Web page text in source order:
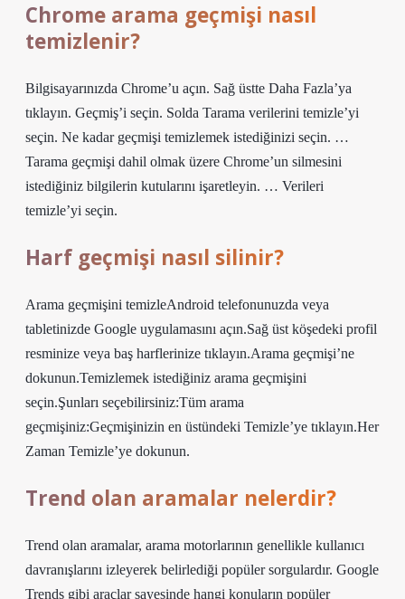
Chrome arama geçmişi nasıl
temizlenir?
Bilgisayarınızda Chrome’u açın. Sağ üstte Daha Fazla’ya
tıklayın. Geçmiş’i seçin. Solda Tarama verilerini temizle’yi
seçin. Ne kadar geçmişi temizlemek istediğinizi seçin. …
Tarama geçmişi dahil olmak üzere Chrome’un silmesini
istediğiniz bilgilerin kutularını işaretleyin. … Verileri
temizle’yi seçin.
Harf geçmişi nasıl silinir?
Arama geçmişini temizleAndroid telefonunuzda veya
tabletinizde Google uygulamasını açın.Sağ üst köşedeki profil
resminize veya baş harflerinize tıklayın.Arama geçmişi’ne
dokunun.Temizlemek istediğiniz arama geçmişini
seçin.Şunları seçebilirsiniz:Tüm arama
geçmişiniz:Geçmişinizin en üstündeki Temizle’ye tıklayın.Her
Zaman Temizle’ye dokunun.
Trend olan aramalar nelerdir?
Trend olan aramalar, arama motorlarının genellikle kullanıcı
davranışlarını izleyerek belirlediği popüler sorgulardır. Google
Trends gibi araçlar sayesinde hangi konuların popüler